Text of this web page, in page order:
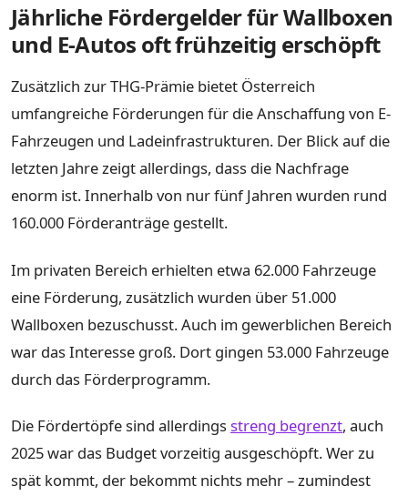
Jährliche Fördergelder für Wallboxen
und E-Autos oft frühzeitig erschöpft
Zusätzlich zur THG-Prämie bietet Österreich
umfangreiche Förderungen für die Anschaffung von E-
Fahrzeugen und Ladeinfrastrukturen. Der Blick auf die
letzten Jahre zeigt allerdings, dass die Nachfrage
enorm ist. Innerhalb von nur fünf Jahren wurden rund
160.000 Förderanträge gestellt.
Im privaten Bereich erhielten etwa 62.000 Fahrzeuge
eine Förderung, zusätzlich wurden über 51.000
Wallboxen bezuschusst. Auch im gewerblichen Bereich
war das Interesse groß. Dort gingen 53.000 Fahrzeuge
durch das Förderprogramm.
Die Fördertöpfe sind allerdingsstreng begrenzt, auch
2025 war das Budget vorzeitig ausgeschöpft. Wer zu
spät kommt, der bekommt nichts mehr – zumindest